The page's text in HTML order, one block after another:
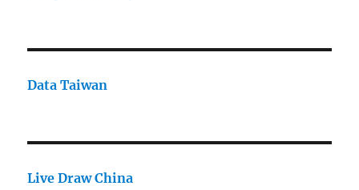
Data Taiwan
Live Draw China